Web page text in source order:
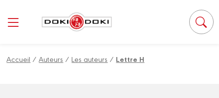
Accueil /Auteurs /Les auteurs / Lettre H